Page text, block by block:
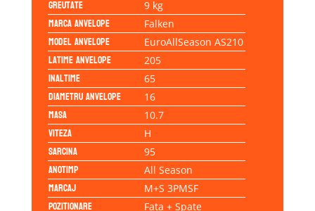
Greutate 9 kg
Marca anvelope Falken
Model anvelope EuroAllSeason AS210
Latime anvelope 205
Inaltime 65
Diametru anvelope 16
Masa 10.7
Viteza H
Sarcina 95
Anotimp All Season
Marcaj M+S 3PMSF
Pozitionare Fata + Spate